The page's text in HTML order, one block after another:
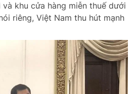
và khu cửa hàng miễn thuế dưới
riêng, Việt Nam thu hút mạnh